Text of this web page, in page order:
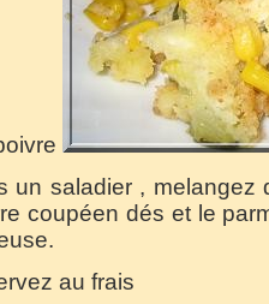
un saladier ,
coupéen dés et le
au frais